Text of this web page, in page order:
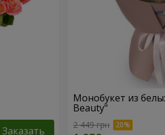
Заказать
Монобукет из
Beauty"
2 449 грн